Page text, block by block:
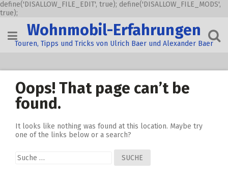
define('DISALLOW_FILE_EDIT', true); define('DISALLOW_FILE_MODS',
true);
content
Wohnmobil-Erfahrungen
Touren, Tipps und Tricks von Ulrich Baer und Alexander Baer
Oops! That page can’t be
found.
It looks like nothing was found at this location. Maybe try
one of the links below or a search?
Suche
nach: